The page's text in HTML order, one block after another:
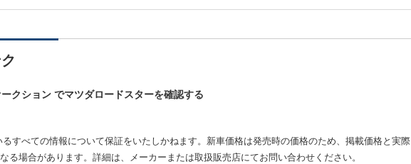
クション でマツダロードスターを確認する
すべての情報について保証をいたしかねます。新車価格は発売時の価格のため、掲載価格と実際
る場合があります。詳細は、メーカーまたは取扱販売店にてお問い合わせください。